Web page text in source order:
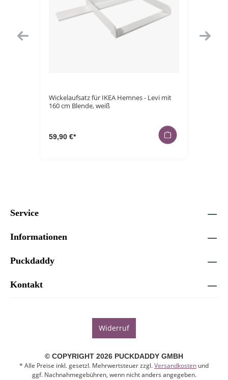
Wickelaufsatz für IKEA Hemnes - Levi mit
160 cm Blende, weiß
59,90 €*
Service
Informationen
Puckdaddy
Kontakt
Widerruf
© COPYRIGHT 2026 PUCKDADDY GMBH
* Alle Preise inkl. gesetzl. Mehrwertsteuer zzgl.Versandkosten und
ggf. Nachnahmegebühren, wenn nicht anders angegeben.